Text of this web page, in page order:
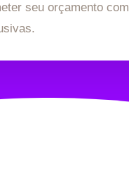
seu orçamento com